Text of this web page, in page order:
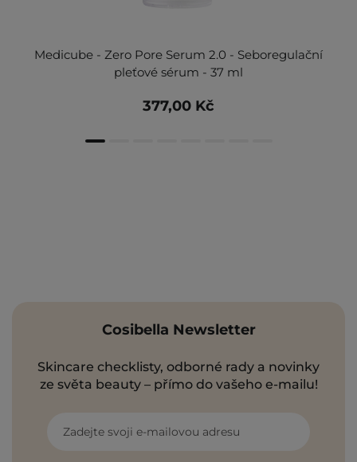
Medicube - Zero Pore Serum 2.0 - Seboregulační
pleťové sérum - 37 ml
377,00 Kč
Cosibella Newsletter
Skincare checklisty, odborné rady a novinky
ze světa beauty – přímo do vašeho e-mailu!
Zadejte svoji e-mailovou adresu